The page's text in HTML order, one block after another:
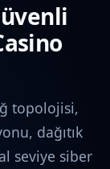
topolojisi,
dağıtık
seviye siber